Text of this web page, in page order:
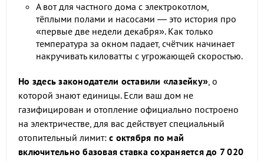
А вот для частного дома с электрокотлом,
тёплыми полами и насосами — это история про
«первые две недели декабря». Как только
температура за окном падает, счётчик начинает
накручивать киловатты с угрожающей скоростью.
Но здесь законодатели оставили «лазейку», о
которой знают единицы. Если ваш дом не
газифицирован и отопление официально построено
на электричестве, для вас действует специальный
отопительный лимит: с октября по май
включительно базовая ставка сохраняется до 7 020